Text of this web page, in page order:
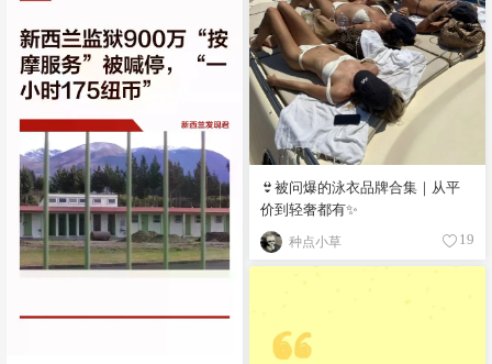
👙被问爆的泳衣品牌合集｜从平
价到轻奢都有✨
种点小草 19